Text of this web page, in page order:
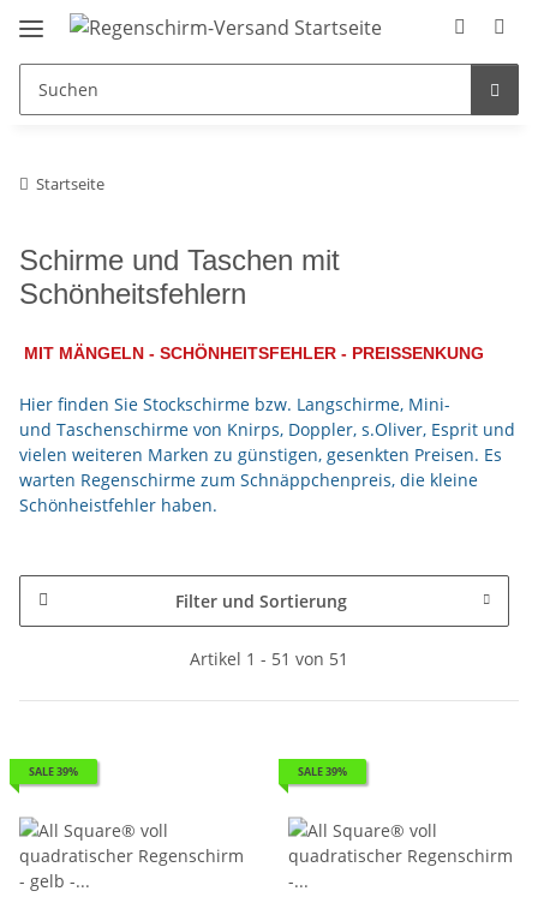
Startseite
Schirme und Taschen mit
Schönheitsfehlern
MIT MÄNGELN - SCHÖNHEITSFEHLER - PREISSENKUNG
Hier finden Sie Stockschirme bzw. Langschirme, Mini-
und Taschenschirme von Knirps, Doppler, s.Oliver, Esprit und
vielen weiteren Marken zu günstigen, gesenkten Preisen. Es
warten Regenschirme zum Schnäppchenpreis, die kleine
Schönheistfehler haben.
Filter und Sortierung
Artikel 1 - 51 von 51
SALE 39% SALE 39%